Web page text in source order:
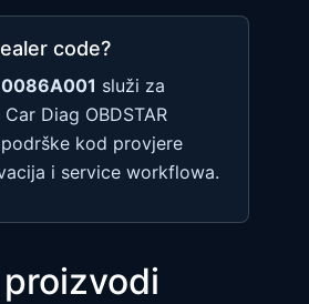
code?
0086A001 služi za
Diag OBDSTAR
kod provjere
i service workflowa.